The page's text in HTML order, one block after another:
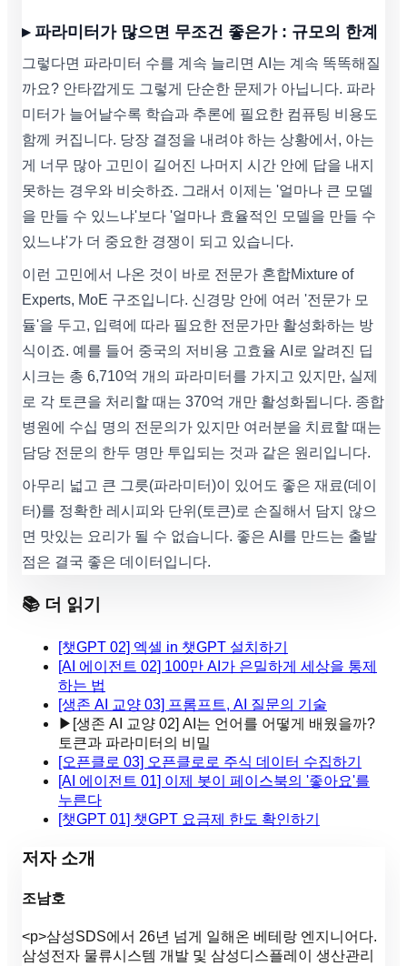
▸ 파라미터가 많으면 무조건 좋은가 : 규모의 한계
그렇다면 파라미터 수를 계속 늘리면 AI는 계속 똑똑해질
까요? 안타깝게도 그렇게 단순한 문제가 아닙니다. 파라
미터가 늘어날수록 학습과 추론에 필요한 컴퓨팅 비용도
함께 커집니다. 당장 결정을 내려야 하는 상황에서, 아는
게 너무 많아 고민이 길어진 나머지 시간 안에 답을 내지
못하는 경우와 비슷하죠. 그래서 이제는 '얼마나 큰 모델
을 만들 수 있느냐'보다 '얼마나 효율적인 모델을 만들 수
있느냐'가 더 중요한 경쟁이 되고 있습니다.
이런 고민에서 나온 것이 바로 전문가 혼합Mixture of
Experts, MoE 구조입니다. 신경망 안에 여러 '전문가 모
듈'을 두고, 입력에 따라 필요한 전문가만 활성화하는 방
식이죠. 예를 들어 중국의 저비용 고효율 AI로 알려진 딥
시크는 총 6,710억 개의 파라미터를 가지고 있지만, 실제
로 각 토큰을 처리할 때는 370억 개만 활성화됩니다. 종합
병원에 수십 명의 전문의가 있지만 여러분을 치료할 때는
담당 전문의 한두 명만 투입되는 것과 같은 원리입니다.
아무리 넓고 큰 그릇(파라미터)이 있어도 좋은 재료(데이
터)를 정확한 레시피와 단위(토큰)로 손질해서 담지 않으
면 맛있는 요리가 될 수 없습니다. 좋은 AI를 만드는 출발
점은 결국 좋은 데이터입니다.
📚 더 읽기
[챗GPT 02] 엑셀 in 챗GPT 설치하기
[AI 에이전트 02] 100만 AI가 은밀하게 세상을 통제
하는 법
[생존 AI 교양 03] 프롬프트, AI 질문의 기술
▶ [생존 AI 교양 02] AI는 언어를 어떻게 배웠을까?
토큰과 파라미터의 비밀
[오픈클로 03] 오픈클로로 주식 데이터 수집하기
[AI 에이전트 01] 이제 봇이 페이스북의 '좋아요'를
누른다
[챗GPT 01] 챗GPT 요금제 한도 확인하기
저자 소개
조남호
<p>삼성SDS에서 26년 넘게 일해온 베테랑 엔지니어다.
삼성전자 물류시스템 개발 및 삼성디스플레이 생산관리